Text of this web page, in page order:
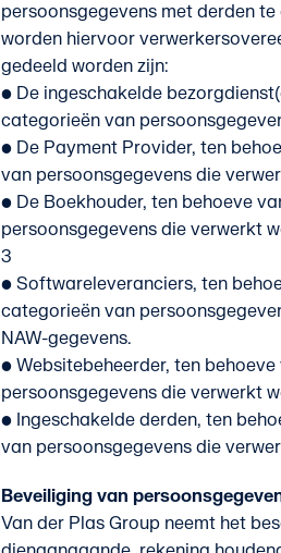
persoonsgegevens met derden
worden hiervoor
gedeeld worden zijn:
• De ingeschakelde
categorieën van
• De Payment Provider, ten
van persoonsgegevens die
• De Boekhouder, ten behoeve
persoonsgegevens die verwerkt
3
• Softwareleveranciers, ten
categorieën van
NAW-gegevens.
• Websitebeheerder, ten
persoonsgegevens die verwerkt
• Ingeschakelde derden, ten
van persoonsgegevens die
Beveiliging van
Van der Plas Group neemt het